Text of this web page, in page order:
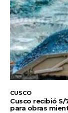
CUSCO
Cusco recibió
para obras